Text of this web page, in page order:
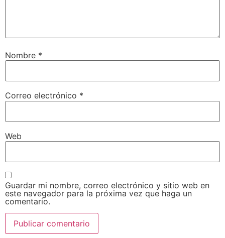
Nombre *
Correo electrónico *
Web
Guardar mi nombre, correo electrónico y sitio web en
este navegador para la próxima vez que haga un
comentario.